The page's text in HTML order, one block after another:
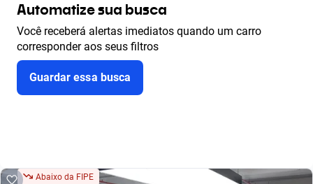
Automatize sua busca
Você receberá alertas imediatos quando um carro
corresponder aos seus filtros
Guardar essa busca
Abaixo da FIPE